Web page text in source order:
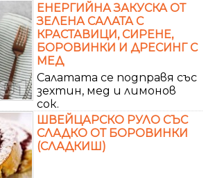
ЕНЕРГИЙНА ЗАКУСКА ОТ
ЗЕЛЕНА САЛАТА С
КРАСТАВИЦИ, СИРЕНЕ,
БОРОВИНКИ И ДРЕСИНГ С
МЕД
Салатата се подправя със
зехтин, мед и лимонов
сок.
ШВЕЙЦАРСКО РУЛО СЪС
СЛАДКО ОТ БОРОВИНКИ
(СЛАДКИШ)